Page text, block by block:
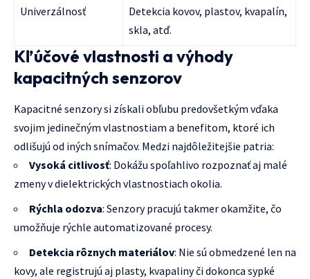
Univerzálnosť
Detekcia kovov, plastov, kvapalín,
skla, atď.
Kľúčové vlastnosti a výhody
kapacitných senzorov
Kapacitné senzory si získali obľubu predovšetkým vďaka
svojim jedinečným vlastnostiam a benefitom, ktoré ich
odlišujú od iných snímačov. Medzi najdôležitejšie patria:
Vysoká citlivosť: Dokážu spoľahlivo rozpoznať aj malé
zmeny v dielektrických vlastnostiach okolia.
Rýchla odozva: Senzory pracujú takmer okamžite, čo
umožňuje rýchle automatizované procesy.
Detekcia rôznych materiálov: Nie sú obmedzené len na
kovy, ale registrujú aj plasty, kvapaliny či dokonca sypké